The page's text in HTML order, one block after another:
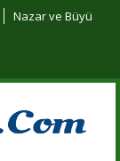
Nazar ve Büyü